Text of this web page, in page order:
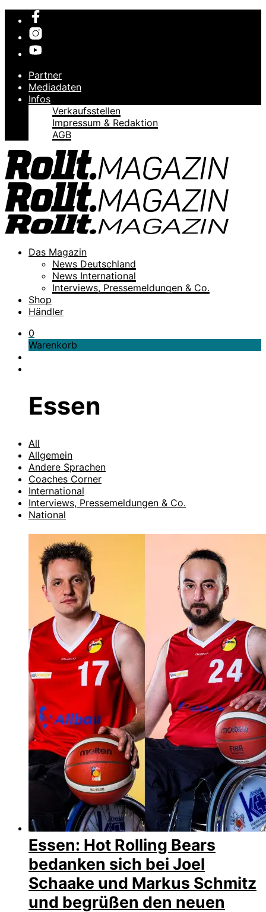
Partner
Mediadaten
Infos
Verkaufsstellen
Impressum & Redaktion
AGB
Das Magazin
News Deutschland
News International
Interviews, Pressemeldungen & Co.
Shop
Händler
0
Warenkorb
Essen
All
Allgemein
Andere Sprachen
Coaches Corner
International
Interviews, Pressemeldungen & Co.
National
Essen: Hot Rolling Bears
bedanken sich bei Joel
Schaake und Markus Schmitz
und begrüßen den neuen